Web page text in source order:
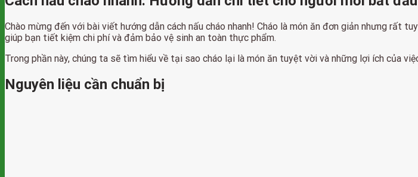
Chào mừng đến với bài viết hướng dẫn cách nấu cháo nhanh! Cháo là món ăn đơn giản nhưng rất
giúp bạn tiết kiệm chi phí và đảm bảo vệ sinh an toàn thực phẩm.
Trong phần này, chúng ta sẽ tìm hiểu về tại sao cháo lại là món ăn tuyệt vời và những lợi ích của
Nguyên liệu cần chuẩn bị